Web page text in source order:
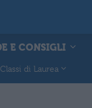
E CONSIGLI
Classi di Laurea